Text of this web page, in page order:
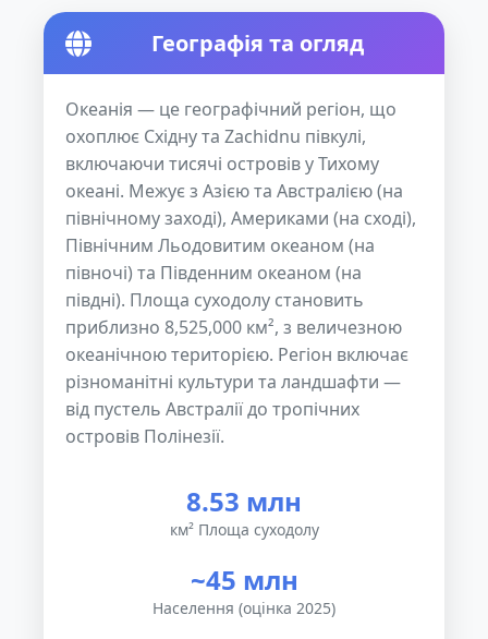
Географія та огляд
Океанія — це географічний регіон, що
охоплює Східну та Zachidnu півкулі,
включаючи тисячі островів у Тихому
океані. Межує з Азією та Австралією (на
північному заході), Америками (на сході),
Північним Льодовитим океаном (на
півночі) та Південним океаном (на
півдні). Площа суходолу становить
приблизно 8,525,000 км², з величезною
океанічною територією. Регіон включає
різноманітні культури та ландшафти —
від пустель Австралії до тропічних
островів Полінезії.
8.53 млн
км² Площа суходолу
~45 млн
Населення (оцінка 2025)